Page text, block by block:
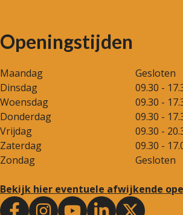
Openingstijden
Maandag
Gesloten
Dinsdag
09.30 -
Woensdag
09.30 -
Donderdag
09.30 -
Vrijdag
09.30 -
Zaterdag
09.30 -
Zondag
Gesloten
Bekijk hier eventuele afwijkende